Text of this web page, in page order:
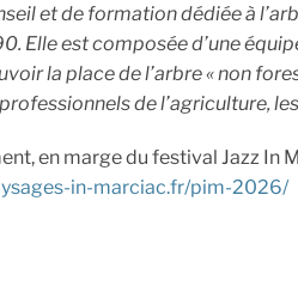
et de formation dédiée à
Elle est composée d’une
la place de l’arbre « non
de l’agriculture,
en marge du festival Jazz In
in-marciac.fr/pim-2026/